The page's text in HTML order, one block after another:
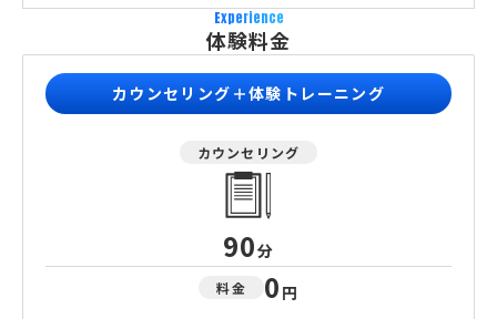
Experience
体験料金
カウンセリング＋体験トレーニング
カウンセリング
90分
料金 0 円